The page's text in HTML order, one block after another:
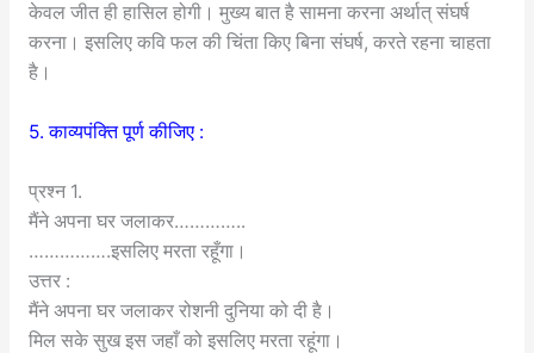
केवल जीत ही हासिल होगी। मुख्य बात है सामना करना अर्थात् संघर्ष
करना। इसलिए कवि फल की चिंता किए बिना संघर्ष, करते रहना चाहता
है।
5. काव्यपंक्ति पूर्ण कीजिए :
प्रश्न 1.
मैंने अपना घर जलाकर…………..
…………….इसलिए मरता रहूँगा।
उत्तर :
मैंने अपना घर जलाकर रोशनी दुनिया को दी है।
मिल सके सुख इस जहाँ को इसलिए मरता रहूंगा।